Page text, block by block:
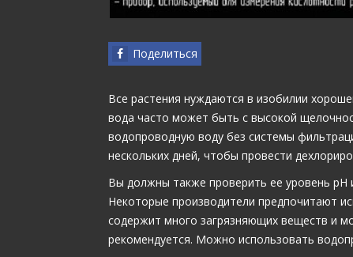
Поделиться
Все растения нуждаются в изобилии
вода часто может быть с высокой
водопроводную воду без системы
нескольких дней, чтобы провести
Вы должны также проверить ее уровень рН
Некоторые производители предпочитают
содержит много загрязняющих веществ и
рекомендуется. Можно использовать